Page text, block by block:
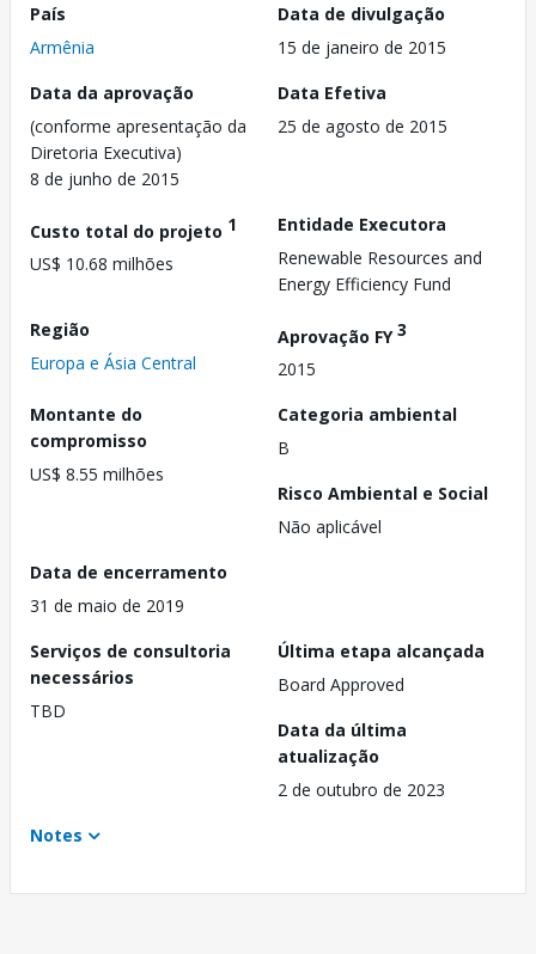
País
Armênia
Data de divulgação
15 de janeiro de 2015
Data da aprovação
(conforme apresentação da
Diretoria Executiva)
8 de junho de 2015
Data Efetiva
25 de agosto de 2015
Custo total do projeto 1
US$ 10.68 milhões
Entidade Executora
Renewable Resources and
Energy Efficiency Fund
Região
Europa e Ásia Central
Aprovação FY3
2015
Montante do
compromisso
US$ 8.55 milhões
Categoria ambiental
B
Risco Ambiental e Social
Não aplicável
Data de encerramento
31 de maio de 2019
Serviços de consultoria
necessários
TBD
Última etapa alcançada
Board Approved
Data da última
atualização
2 de outubro de 2023
Notes